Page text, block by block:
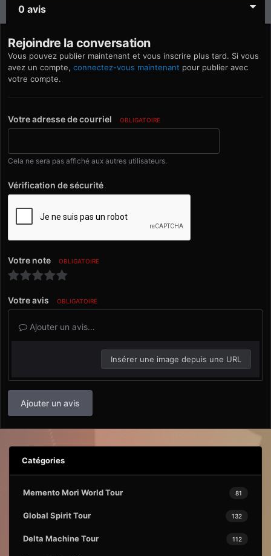
0 avis
Rejoindre la conversation
Vous pouvez publier maintenant et vous inscrire plus tard. Si vous
avez un compte, connectez-vous maintenant pour publier avec
votre compte.
Votre adresse de courriel OBLIGATOIRE
Cela ne sera pas affiché aux autres utilisateurs.
Vérification de sécurité
Votre note OBLIGATOIRE
Votre avis OBLIGATOIRE
Ajouter un avis…
Insérer une image depuis une URL
Ajouter un avis
Catégories
81
Memento Mori World Tour
132
Global Spirit Tour
112
Delta Machine Tour